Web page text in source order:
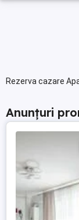
Rezerva cazare
Anunțuri